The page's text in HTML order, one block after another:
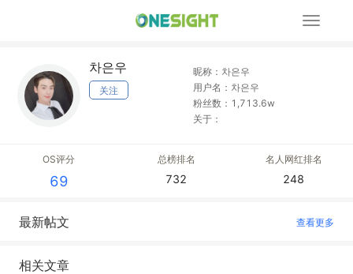
展
차은우
关注
昵称：차은우
用户名：차은우
粉丝数：1,713.6w
关于：
OS评分
69
总榜排名
732
名人网红排名
248
最新帖文 查看更多
相关文章